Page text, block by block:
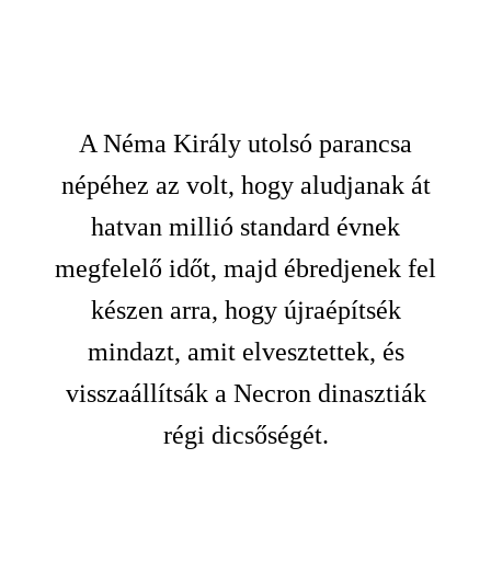
A Néma Király utolsó parancsa
népéhez az volt, hogy aludjanak át
hatvan millió standard évnek
megfelelő időt, majd ébredjenek fel
készen arra, hogy újraépítsék
mindazt, amit elvesztettek, és
visszaállítsák a Necron dinasztiák
régi dicsőségét.